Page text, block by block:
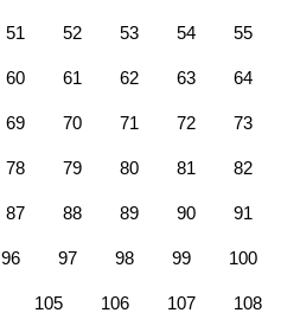
51 52 53 54 55
60 61 62 63 64
69 70 71 72 73
78 79 80 81 82
87 88 89 90 91
96 97 98 99 100
105 106 107 108